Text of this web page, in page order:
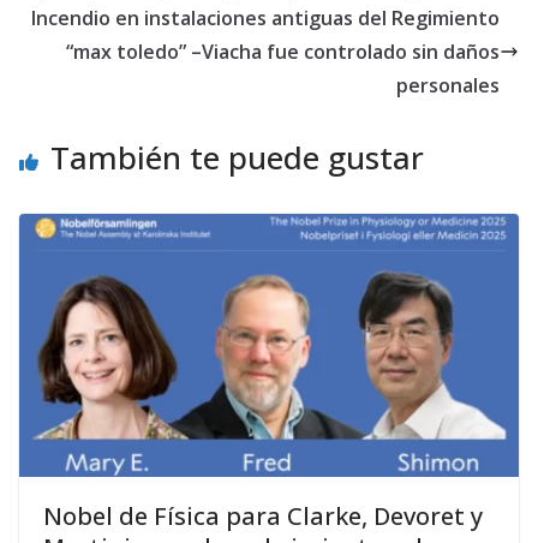
Incendio en instalaciones antiguas del Regimiento
“max toledo” –Viacha fue controlado sin daños
personales
También te puede gustar
Nobel de Física para Clarke, Devoret y